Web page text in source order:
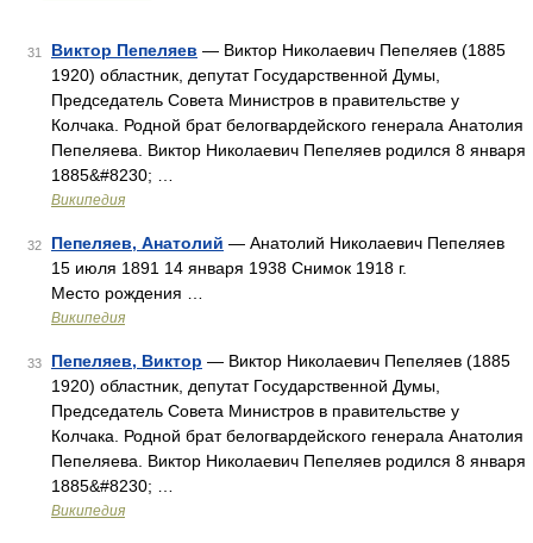
31 Виктор Пепеляев — Виктор Николаевич Пепеляев (1885
1920) областник, депутат Государственной Думы,
Председатель Совета Министров в правительстве у
Колчака. Родной брат белогвардейского генерала Анатолия
Пепеляева. Виктор Николаевич Пепеляев родился 8 января
1885&#8230; …
Википедия
32 Пепеляев, Анатолий — Анатолий Николаевич Пепеляев
15 июля 1891 14 января 1938 Снимок 1918 г.
Место рождения …
Википедия
33 Пепеляев, Виктор — Виктор Николаевич Пепеляев (1885
1920) областник, депутат Государственной Думы,
Председатель Совета Министров в правительстве у
Колчака. Родной брат белогвардейского генерала Анатолия
Пепеляева. Виктор Николаевич Пепеляев родился 8 января
1885&#8230; …
Википедия